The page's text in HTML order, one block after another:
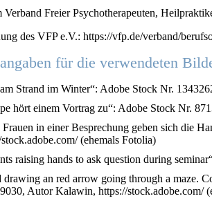
Freier Psychotherapeuten,
des VFP e.V.: https://vfp.de/verband/
für die verwendeten
Strand im Winter“: Adobe Stock Nr.
hört einem Vortrag zu“: Adobe Stock Nr.
in einer Besprechung geben sich die
(ehemals Fotolia)
raising hands to ask question during
drawing an red arrow going through a maze.
Autor Kalawin, https://stock.adobe.com/